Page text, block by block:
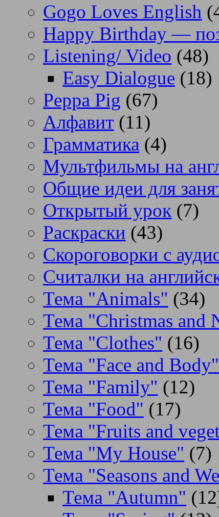
Gogo Loves English
Happy Birthday —
Listening/ Video (48)
Easy Dialogue (18)
Peppa Pig (67)
Алфавит (11)
Грамматика (4)
Мультфильмы на
Общие идеи для
Открытый урок (7)
Раскраски (43)
Скороговорки с
Считалки на
Тема "Animals" (34)
Тема "Christmas and
Тема "Clothes" (16)
Тема "Face and Body"
Тема "Family" (12)
Тема "Food" (17)
Тема "Fruits and
Тема "My House" (7)
Тема "Seasons and
Тема "Autumn"